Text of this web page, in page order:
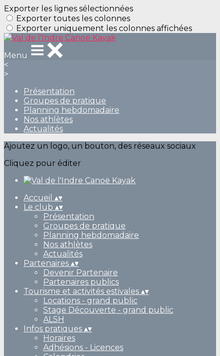
Exporter les lignes sélectionnées
Exporter toutes les colonnes
Exporter uniquement les colonnes affichées
Menu
<
>
Présentation
Groupes de pratique
Planning hebdomadaire
Nos athlètes
Actualités
Ajoutez un logo, un bouton, des réseaux sociaux
Cliquez pour éditer
Accueil ▴▾
Le club ▴▾
Présentation
Groupes de pratique
Planning hebdomadaire
Nos athlètes
Actualités
Partenaires ▴▾
Devenir Partenaire
Partenaires publics
Tourisme et activités estivales ▴▾
Locations - grand public
Stage Découverte - grand public
ALSH
Infos pratiques ▴▾
Horaires
Adhésions - Licences